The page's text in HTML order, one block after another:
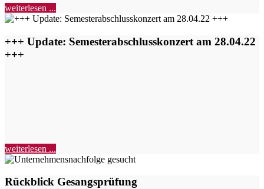
weiterlesen ...
+++ Update: Semesterabschlusskonzert am 28.04.22
+++
weiterlesen ...
Rückblick Gesangsprüfung